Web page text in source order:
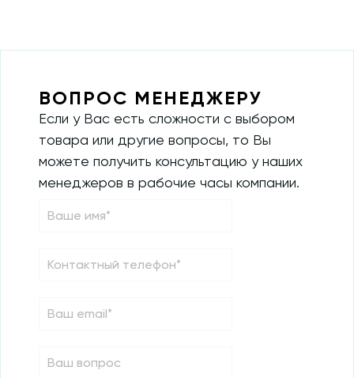
ВОПРОС МЕНЕДЖЕРУ
Если у Вас есть сложности с выбором
товара или другие вопросы, то Вы
можете получить консультацию у наших
менеджеров в рабочие часы компании.